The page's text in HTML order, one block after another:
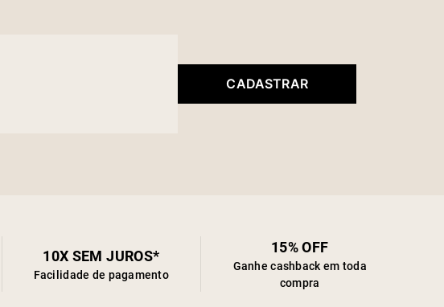
CADASTRAR
10X SEM JUROS*
Facilidade de pagamento
15% OFF
Ganhe cashback em toda
compra